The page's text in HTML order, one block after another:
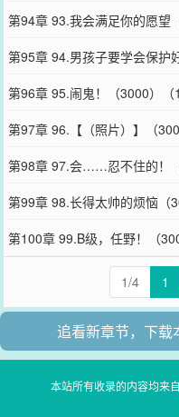
第94章 93.我会满足你的愿望
第95章 94.男孩子要学会保护
第96章 95.闹鬼！（3000）（
第97章 96.【（照片）】（
第98章 97.会……忍不住的！
第99章 98.长得太帅的烦恼（
第100章 99.B级，任野！（
1/4 1
追看新章节，下载
本站所有收录的内容均来